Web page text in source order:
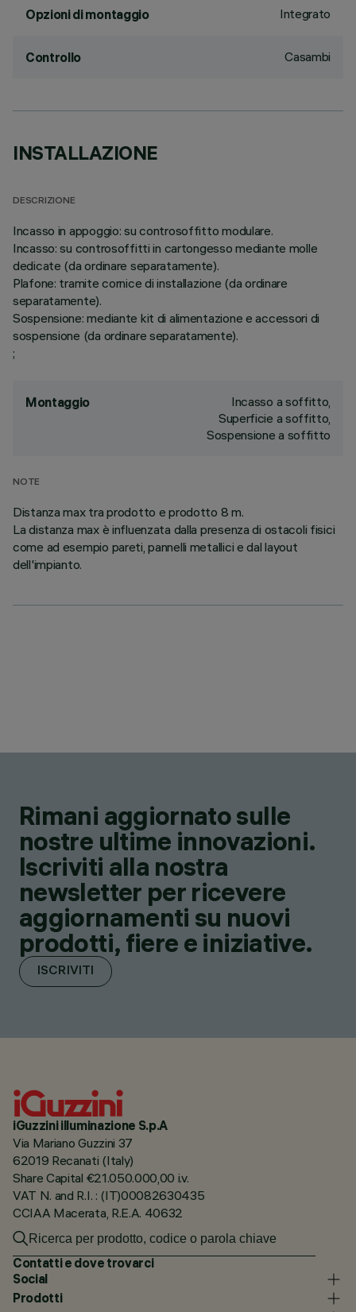
Opzioni di montaggio Integrato
Controllo Casambi
INSTALLAZIONE
DESCRIZIONE
Incasso in appoggio: su controsoffitto modulare.
Incasso: su controsoffitti in cartongesso mediante molle
dedicate (da ordinare separatamente).
Plafone: tramite cornice di installazione (da ordinare
separatamente).
Sospensione: mediante kit di alimentazione e accessori di
sospensione (da ordinare separatamente).
;
Montaggio
Incasso a soffitto,
Superficie a soffitto,
Sospensione a soffitto
NOTE
Distanza max tra prodotto e prodotto 8 m.
La distanza max è influenzata dalla presenza di ostacoli fisici
come ad esempio pareti, pannelli metallici e dal layout
dell'impianto.
Rimani aggiornato sulle
nostre ultime innovazioni.
Iscriviti alla nostra
newsletter per ricevere
aggiornamenti su nuovi
prodotti, fiere e iniziative.
ISCRIVITI
iGuzzini illuminazione S.p.A
Via Mariano Guzzini 37
62019 Recanati (Italy)
Share Capital €21.050.000,00 i.v.
VAT N. and R.I. : (IT)00082630435
CCIAA Macerata, R.E.A. 40632
Contatti e dove trovarci
Social
Prodotti